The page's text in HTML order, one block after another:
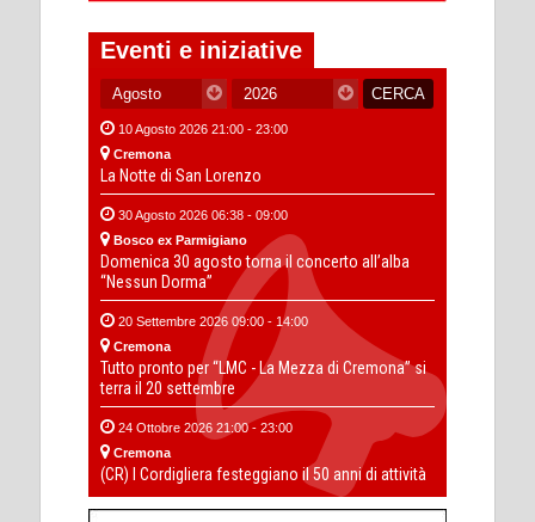
Eventi e iniziative
10 Agosto 2026 21:00 - 23:00
Cremona
La Notte di San Lorenzo
30 Agosto 2026 06:38 - 09:00
Bosco ex Parmigiano
Domenica 30 agosto torna il concerto all’alba
“Nessun Dorma”
20 Settembre 2026 09:00 - 14:00
Cremona
Tutto pronto per “LMC - La Mezza di Cremona” si
terra il 20 settembre
24 Ottobre 2026 21:00 - 23:00
Cremona
(CR) I Cordigliera festeggiano il 50 anni di attività